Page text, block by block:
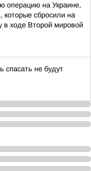
операцию на Украине,
сбросили на
в ходе Второй мировой
не будут